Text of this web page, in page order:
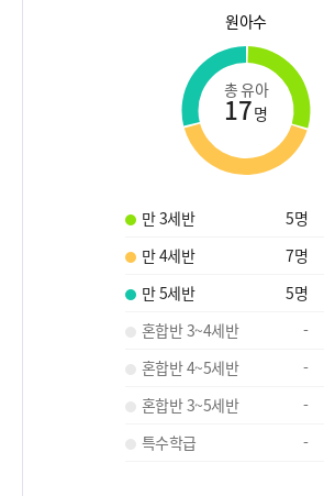
원아수
총 유아
17명
만 3세반 5명
만 4세반
7명
만 5세반
5명
혼합반 3~4세반
-
혼합반 4~5세반
-
혼합반 3~5세반
-
특수학급
-